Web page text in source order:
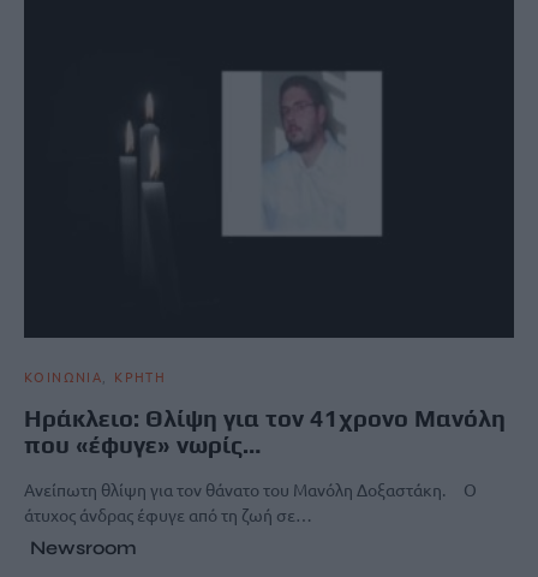
ΚΟΙΝΩΝΙΑ ΚΡΗΤΗ
Ηράκλειο: Θλίψη για τον 41χρονο Μανόλη
που «έφυγε» νωρίς…
Ανείπωτη θλίψη για τον θάνατο του Μανόλη Δοξαστάκη. Ο
άτυχος άνδρας έφυγε από τη ζωή σε…
Newsroom